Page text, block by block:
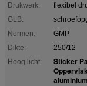
Drukwerk:
flexibel
GLB:
Normen:
GMP
Dikte:
250/12
Hoog licht:
Sticker